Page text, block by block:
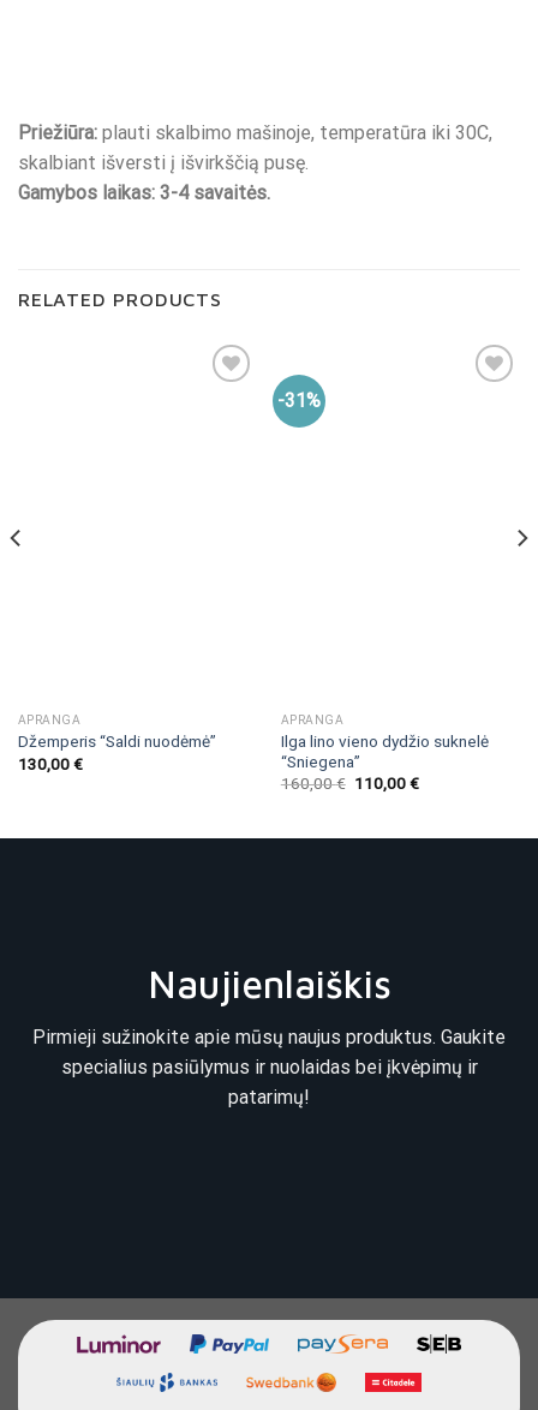
Priežiūra: plauti skalbimo mašinoje, temperatūra iki 30C,
skalbiant išversti į išvirkščią pusę.
Gamybos laikas: 3-4 savaitės.
RELATED PRODUCTS
APRANGA
Džemperis “Saldi nuodėmė”
130,00€
-31%
APRANGA
Ilga lino vieno dydžio suknelė
“Sniegena”
160,00€ 110,00€
Naujienlaiškis
Pirmieji sužinokite apie mūsų naujus produktus. Gaukite
specialius pasiūlymus ir nuolaidas bei įkvėpimų ir
patarimų!